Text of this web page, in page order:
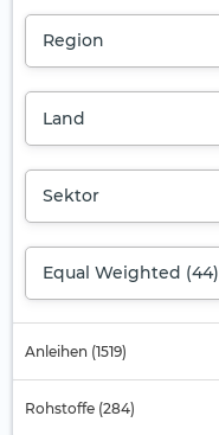
Region
Land
Sektor
Equal Weighted (44)
Anleihen (1519)
Rohstoffe (284)